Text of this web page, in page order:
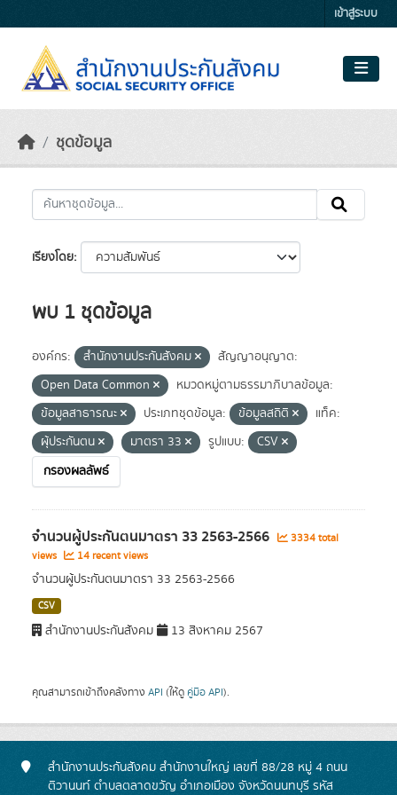
เข้าสู่ระบบ
ชุดข้อมูล
เรียงโดย
พบ 1 ชุดข้อมูล
องค์กร: สำนักงานประกันสังคม
สัญญาอนุญาต:
Open Data Common
หมวดหมู่ตามธรรมาภิบาลข้อมูล:
ข้อมูลสาธารณะ
ประเภทชุดข้อมูล: ข้อมูลสถิติ
แท็ค:
ผุ้ประกันตน
มาตรา 33 รูปแบบ:
CSV
กรองผลลัพธ์
จำนวนผู้ประกันตนมาตรา 33 2563-2566
3334 total
views
14 recent views
จำนวนผู้ประกันตนมาตรา 33 2563-2566
CSV
สำนักงานประกันสังคม 13 สิงหาคม 2567
คุณสามารถเข้าถึงคลังทาง API (ให้ดู คู่มือ API).
สำนักงานประกันสังคม สำนักงานใหญ่ เลขที่ 88/28 หมู่ 4 ถนน
ติวานนท์ ตำบลตลาดขวัญ อำเภอเมือง จังหวัดนนทบุรี รหัส